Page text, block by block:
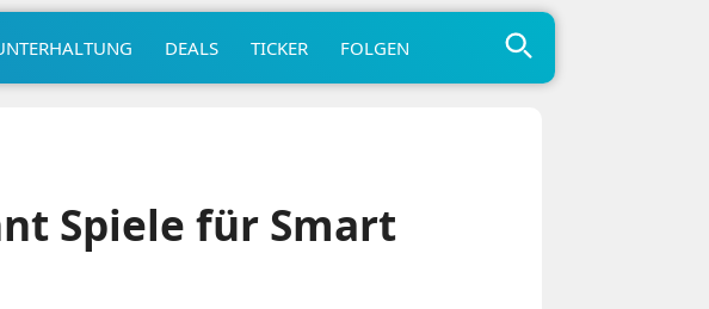
DEALS TICKER FOLGEN
Spiele für Smart